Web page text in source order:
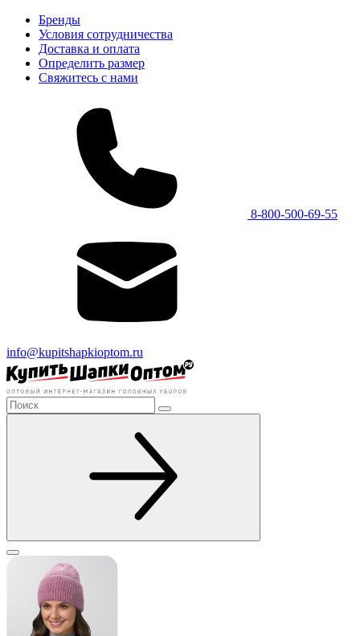
Бренды
Условия сотрудничества
Доставка и оплата
Определить размер
Свяжитесь с нами
8-800-500-69-55
info@kupitshapkioptom.ru